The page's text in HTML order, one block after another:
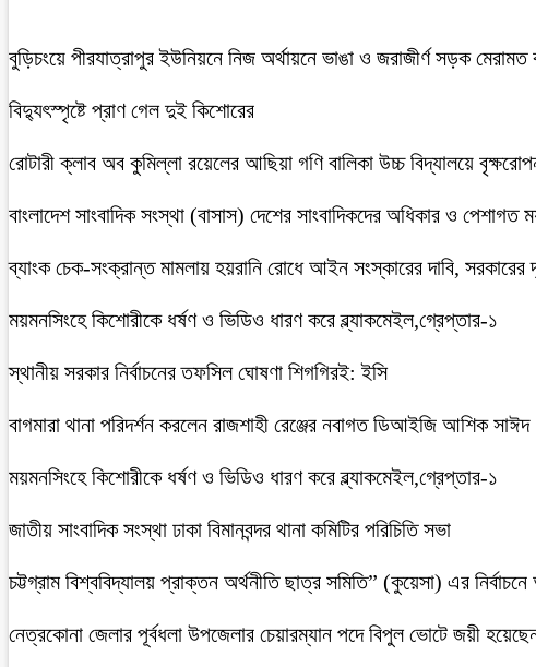
বুড়িচংয়ে পীরযাত্রাপুর ইউনিয়নে নিজ অর্থায়নে ভাঙা ও জরাজীর্ণ সড়ক
বিদ্যুৎস্পৃষ্টে প্রাণ গেল দুই কিশোরের
রোটারী ক্লাব অব কুমিল্লা রয়েলের আছিয়া গণি বালিকা উচ্চ বিদ্যালয়ে
বাংলাদেশ সাংবাদিক সংস্থা (বাসাস) দেশের সাংবাদিকদের অধিকার ও পেশাগত
ব্যাংক চেক-সংক্রান্ত মামলায় হয়রানি রোধে আইন সংস্কারের দাবি, সরকারের
ময়মনসিংহে কিশোরীকে ধর্ষণ ও ভিডিও ধারণ করে ব্ল্যাকমেইল,গ্রেপ্তার-১
স্থানীয় সরকার নির্বাচনের তফসিল ঘোষণা শিগগিরই: ইসি
বাগমারা থানা পরিদর্শন করলেন রাজশাহী রেঞ্জের নবাগত ডিআইজি আশিক সাঈদ
ময়মনসিংহে কিশোরীকে ধর্ষণ ও ভিডিও ধারণ করে ব্ল্যাকমেইল,গ্রেপ্তার-১
জাতীয় সাংবাদিক সংস্থা ঢাকা বিমানবন্দর থানা কমিটির পরিচিতি সভা
চট্টগ্রাম বিশ্ববিদ্যালয় প্রাক্তন অর্থনীতি ছাত্র সমিতি” (কুয়েসা) এর
নেত্রকোনা জেলার পূর্বধলা উপজেলার চেয়ারম্যান পদে বিপুল ভোটে জয়ী